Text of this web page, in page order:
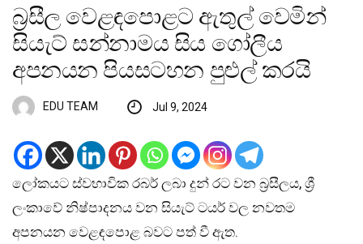
බ්‍රසීල වෙළඳපොළට ඇතුල් වෙමින්
සියැට් සන්නාමය සිය ගෝලීය
අපනයන පියසටහන පුළුල් කරයි
EDU TEAM Jul 9, 2024
ලෝකයට ස්වභාවික රබර් ලබා දුන් රට වන බ්‍රසීලය, ශ්‍රී
ලංකාවේ නිෂ්පාදනය වන සියැට් ටයර් වල නවතම
අපනයන වෙළඳපොළ බවට පත් වී ඇත.